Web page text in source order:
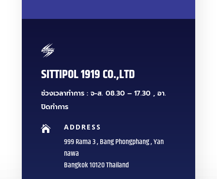
SITTIPOL 1919 CO.,LTD
ช่วงเวลาทำการ : จ-ส. 08.30 – 17.30 , อา.
ปิดทำการ
 ADDRESS
999 Rama 3 , Bang Phongphang , Yan
nawa
Bangkok 10120 Thailand